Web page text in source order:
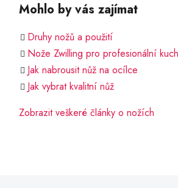
Mohlo by vás zajímat
Druhy nožů a použití
Nože Zwilling pro profesionální
Jak nabrousit nůž na ocílce
Jak vybrat kvalitní nůž
Zobrazit veškeré články o nožích